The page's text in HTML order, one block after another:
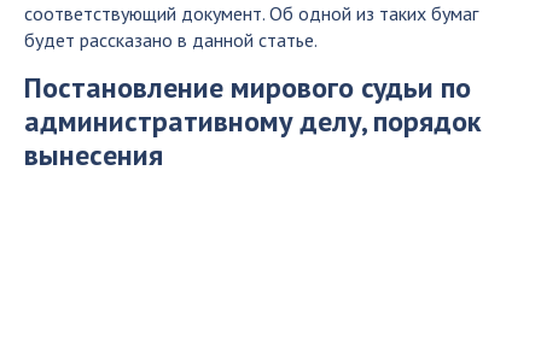
соответствующий документ. Об одной из таких бумаг
будет рассказано в данной статье.
Постановление мирового судьи по
административному делу, порядок
вынесения